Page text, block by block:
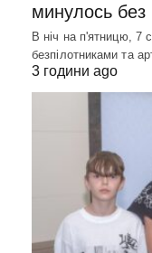
минулось без
В ніч на п'ятницю, 7
безпілотниками та
3 години ago